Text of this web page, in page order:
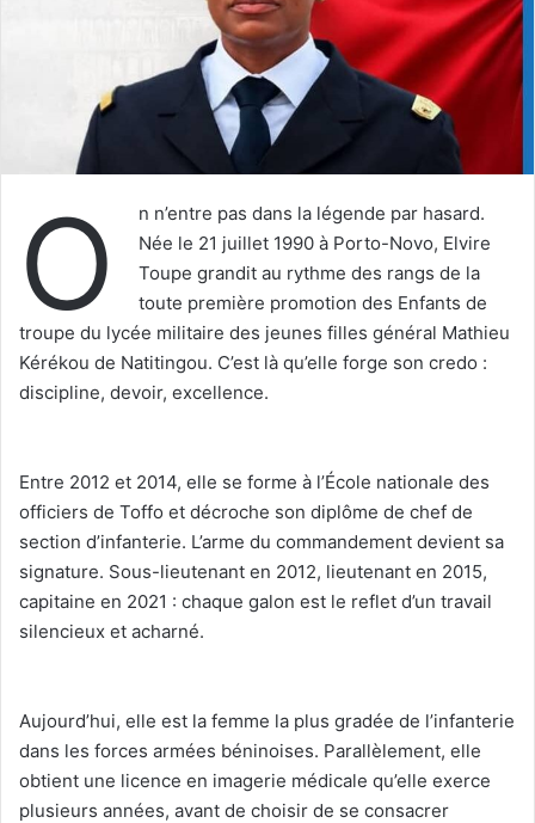
O
n n’entre pas dans la légende par hasard.
Née le 21 juillet 1990 à Porto-Novo, Elvire
Toupe grandit au rythme des rangs de la
toute première promotion des Enfants de
troupe du lycée militaire des jeunes filles général Mathieu
Kérékou de Natitingou. C’est là qu’elle forge son credo :
discipline, devoir, excellence.
‎Entre 2012 et 2014, elle se forme à l’École nationale des
officiers de Toffo et décroche son diplôme de chef de
section d’infanterie. L’arme du commandement devient sa
signature. Sous-lieutenant en 2012, lieutenant en 2015,
capitaine en 2021 : chaque galon est le reflet d’un travail
silencieux et acharné.
‎Aujourd’hui, elle est la femme la plus gradée de l’infanterie
dans les forces armées béninoises. Parallèlement, elle
obtient une licence en imagerie médicale qu’elle exerce
plusieurs années, avant de choisir de se consacrer